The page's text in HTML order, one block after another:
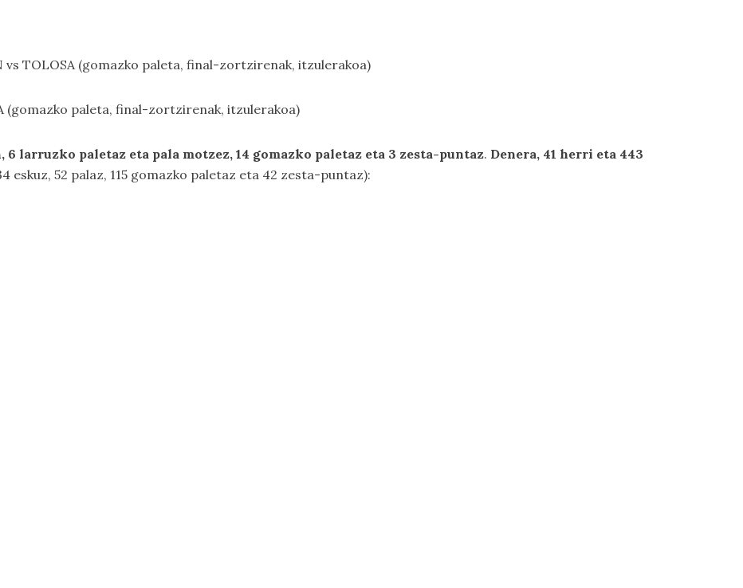
TOLOSA (gomazko paleta, final-zortzirenak, itzulerakoa)
(gomazko paleta, final-zortzirenak, itzulerakoa)
larruzko paletaz eta pala motzez, 14 gomazko paletaz eta 3 zesta-puntaz. Denera, 41 herri eta 443
eskuz, 52 palaz, 115 gomazko paletaz eta 42 zesta-puntaz):